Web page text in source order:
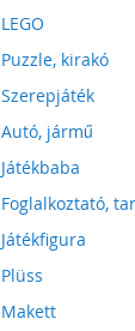
LEGO
Puzzle, kirakó
Szerepjáték
Autó, jármű
Játékbaba
Foglalkoztató,
Játékfigura
Plüss
Makett